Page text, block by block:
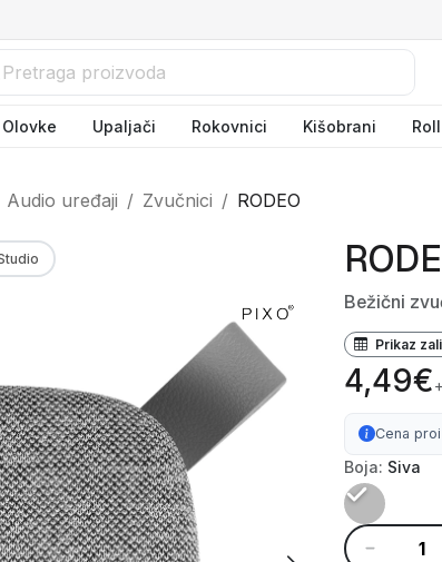
Olovke Upaljači Rokovnici Kišobrani
Audio uređaji Zvučnici RODEO
Bežični
Prikaz
4,49€
Cena
Boja: Siva